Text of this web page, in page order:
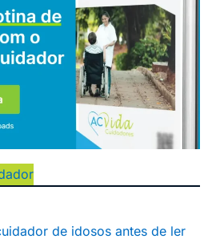
de idosos antes de ler